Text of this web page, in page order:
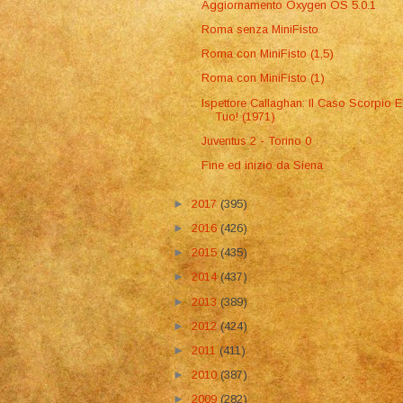
Aggiornamento Oxygen OS 5.0.1
Roma senza MiniFisto
Roma con MiniFisto (1,5)
Roma con MiniFisto (1)
Ispettore Callaghan: Il Caso Scorpio
Tuo! (1971)
Juventus 2 - Torino 0
Fine ed inizio da Siena
►2017(395)
►2016(426)
►2015(435)
►2014(437)
►2013(389)
►2012(424)
►2011(411)
►2010(387)
►2009(282)